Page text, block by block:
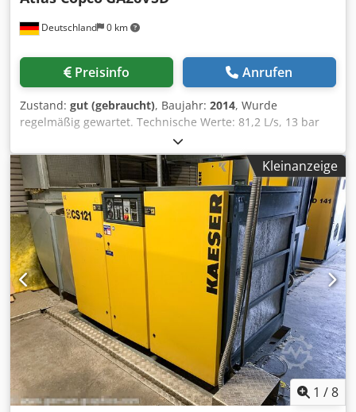
Deutschland 0 km
Preisinfo Anrufen
Zustand: gut (gebraucht), Baujahr: 2014, Wurde
regelmäßig gewartet. Technische Werte: 81,2 L/s, 13 bar
Anschlußwerte: 400V / 50HZ, 26kW Dsdpsvmpt Usfx Ai Tskr
Breite: 1260 mm Tiefe: 860 mm Höhe: 1500 mm Gewicht:
520 kg
Kleinanzeige
1 /8